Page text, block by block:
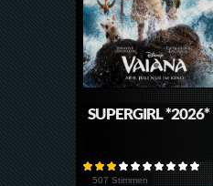
SUPERGIRL *2026*
507 Stimmen